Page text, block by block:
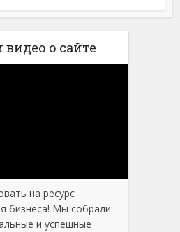
о сайте
на ресурс
бизнеса! Мы собрали
и успешные